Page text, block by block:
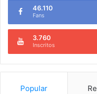
46.110
Fans
3.760
Inscritos
Popular